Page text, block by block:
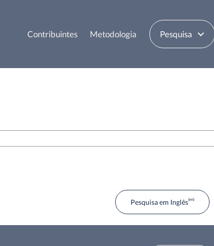
Contribuintes Metodologia Pesquisa
Pesquisa em Inglês